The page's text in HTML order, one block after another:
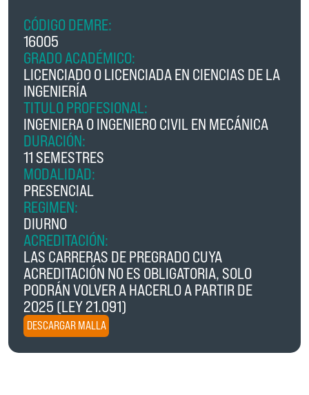
CÓDIGO DEMRE:
16005
GRADO ACADÉMICO:
LICENCIADO O LICENCIADA EN CIENCIAS DE LA
INGENIERÍA
TITULO PROFESIONAL:
INGENIERA O INGENIERO CIVIL EN MECÁNICA
DURACIÓN:
11 SEMESTRES
MODALIDAD:
PRESENCIAL
REGIMEN:
DIURNO
ACREDITACIÓN:
LAS CARRERAS DE PREGRADO CUYA
ACREDITACIÓN NO ES OBLIGATORIA, SOLO
PODRÁN VOLVER A HACERLO A PARTIR DE
2025 (LEY 21.091)
DESCARGAR MALLA